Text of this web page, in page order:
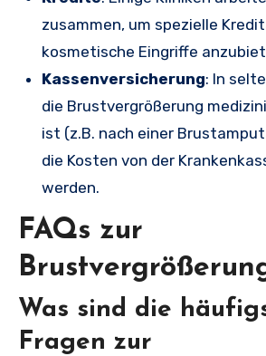
zusammen, um spezielle
kosmetische Eingriffe
Kassenversicherung: In
die Brustvergrößerung
ist (z.B. nach einer
die Kosten von der
werden.
FAQs zur
Was sind die
Fragen zur